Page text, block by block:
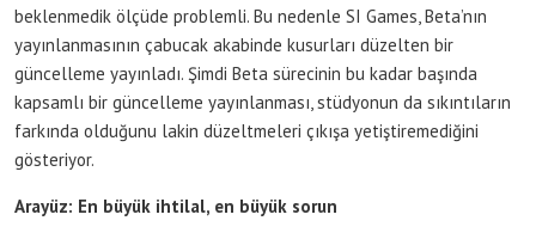
beklenmedik ölçüde problemli. Bu nedenle SI Games, Beta’nın
yayınlanmasının çabucak akabinde kusurları düzelten bir
güncelleme yayınladı. Şimdi Beta sürecinin bu kadar başında
kapsamlı bir güncelleme yayınlanması, stüdyonun da sıkıntıların
farkında olduğunu lakin düzeltmeleri çıkışa yetiştiremediğini
gösteriyor.
Arayüz: En büyük ihtilal, en büyük sorun